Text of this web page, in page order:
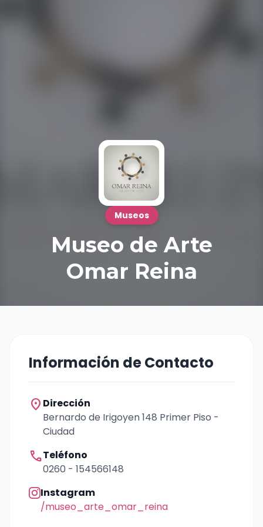
Museos
Museo de Arte
Omar Reina
Información de Contacto
location_on Dirección
Bernardo de Irigoyen 148 Primer Piso -
Ciudad
callTeléfono
0260 - 154566148
Instagram
/museo_arte_omar_reina